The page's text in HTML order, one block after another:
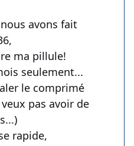
avons fait
ma pillule!
seulement...
le comprimé
veux pas avoir de
rapide,